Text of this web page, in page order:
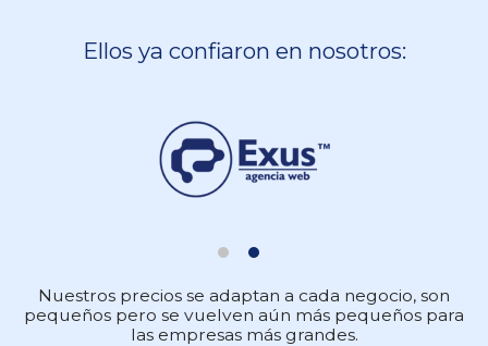
Ellos ya confiaron en nosotros:
Nuestros precios se adaptan a cada negocio, son
pequeños pero se vuelven aún más pequeños para
las empresas más grandes.